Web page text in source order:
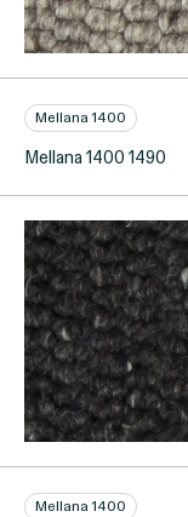
Mellana 1400
Mellana 1400 1490
Mellana 1400